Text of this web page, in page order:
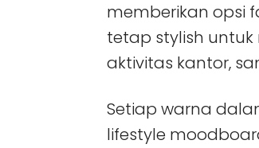
memberikan opsi
tetap stylish
aktivitas kantor,
Setiap warna
lifestyle